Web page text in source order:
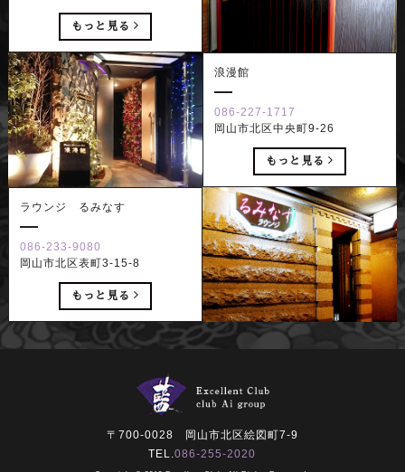
もっと見る
浪漫館
086-227-1717
岡山市北区中央町9-26
もっと見る
ラウンジ るみなす
086-233-9080
岡山市北区表町3-15-8
もっと見る
〒700-0028 岡山市北区絵図町7-9
TEL.086-255-2020